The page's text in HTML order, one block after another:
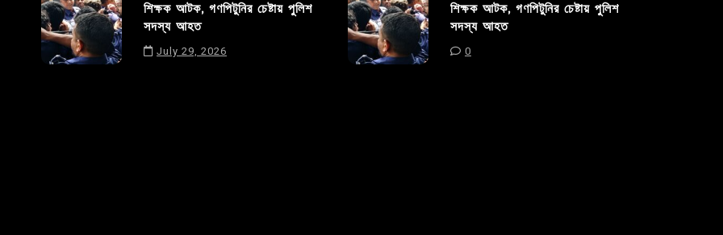
শিক্ষক আটক, গণপিটুনির চেষ্টায় পুলিশ
সদস্য আহত
July 29, 2026
শিক্ষক আটক, গণপিটুনির চেষ্টায় পুলিশ
সদস্য আহত
0